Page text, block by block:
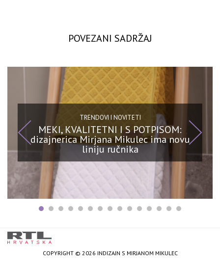
POVEZANI SADRŽAJ
TRENDOVI I NOVITETI
MEKI, KVALITETNI I S POTPISOM:
dizajnerica Mirjana Mikulec ima novu
liniju ručnika
COPYRIGHT © 2026 INDIZAJN S MIRJANOM MIKULEC